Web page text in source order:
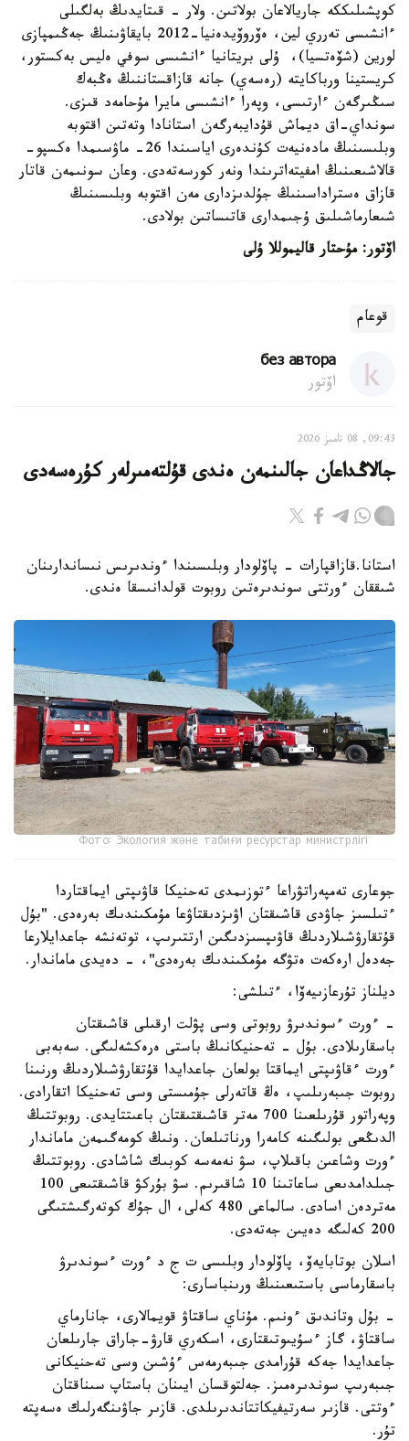
كوپشىلىككە جاريالاعان بولاتىن. ولار - قىتايدىڭ بەلگىلى
ءانشىسى تەرري لين، ەۆروۆيدەنيا-2012 بايقاۋىنىڭ جەڭىمپازى
لورين (شۆەتسيا)، ۇلى بريتانيا ءانشىسى سوفي ەليس بەكستور،
كريستينا ورباكايتە (رەسەي) جانە قازاقستاننىڭ ەڭبەك
سىڭىرگەن ءارتىسى، وپەرا ءانشىسى مايرا مۇحامەد قىزى.
سونداي-اق ديماش قۇدايبەرگەن استانادا وتەتىن اقتوبە
وبلىسىنىڭ مادەنيەت كۇندەرى اياسىندا 26- ماۋسىمدا ەكسپو-
قالاشىعىنىڭ امفيتەاترىندا ونەر كورسەتەدى. وعان سونىمەن قاتار
قازاق ەستراداسىنىڭ جۇلدىزدارى مەن اقتوبە وبلىسىنىڭ
شىعارماشىلىق ۇجىمدارى قاتىساتىن بولادى.
اۆتور: مۇحتار قاليموللا ۇلى
قوعام
без автора
اۆتور
09:43, 08 تامىز 2026
جالاڭداعان جالىنمەن ەندى قۇلتەمىرلەر كۇرەسەدى
استانا.قازاقپارات - پاۆلودار وبلىسىندا ءوندىرىس نىساندارىنان
شىققان ءورتتى سوندىرەتىن روبوت قولدانىسقا ەندى.
Фото: Экология және табиғи ресурстар министрлігі
جوعارى تەمپەراتۋراعا ءتوزىمدى تەحنيكا قاۋىپتى ايماقتاردا
ءتىلسىز جاۋدى قاشىقتان اۋىزدىقتاۋعا مۇمكىندىك بەرەدى. "بۇل
قۇتقارۋشىلاردىڭ قاۋىپسىزدىگىن ارتتىرىپ، توتەنشە جاعدايلارعا
جەدەل ارەكەت ەتۋگە مۇمكىندىك بەرەدى"، - دەيدى ماماندار.
ديلناز تۇرعازىيەۆا، ءتىلشى:
- ءورت ءسوندىرۋ روبوتى وسى پۋلت ارقىلى قاشىقتان
باسقارىلادى. بۇل - تەحنيكانىڭ باستى ەرەكشەلىگى. سەبەبى
ءورت ءقاۋىپتى ايماقتا بولعان جاعدايدا قۇتقارۋشىلاردىڭ ورنىنا
روبوت جىبەرىلىپ، ەڭ قاتەرلى جۇمىستى وسى تەحنيكا اتقارادى.
وپەراتور قۇرىلعىنا 700 مەتر قاشىقتىقتان باعىتتايدى. روبوتتىڭ
الدىڭعى بولىگىنە كامەرا ورناتىلعان. ونىڭ كومەگىمەن ماماندار
ءورت وشاعىن باقىلاپ، سۋ نەمەسە كوبىك شاشادى. روبوتتىڭ
جىلدامدىعى ساعاتىنا 10 شاقىرىم. سۋ بۇركۋ قاشىقتىعى 100
مەتردەن اسادى. سالماعى 480 كەلى، ال جۇك كوتەرگىشتىگى
200 كەلىگە دەيىن جەتەدى.
اسلان بوتابايەۆ، پاۆلودار وبلىسى ت ج د ءورت ءسوندىرۋ
باسقارماسى باستىعىنىڭ ورىنباسارى:
- بۇل وتاندىق ءونىم. مۇناي ساقتاۋ قويمالارى، جانارماي
ساقتاۋ، گاز ءسۇيىوتىقتارى، اسكەري قارۋ-جاراق جارىلعان
جاعدايدا جەكە قۇرامدى جىبەرمەس ءۇشىن وسى تەحنيكانى
جىبەرىپ سوندىرەمىز. جەلتوقسان ايىنان باستاپ سىناقتان
ءوتتى. قازىر سەرتيفيكاتتاندىرىلدى. قازىر جاۋىنگەرلىك ەسەپتە
تۇر.